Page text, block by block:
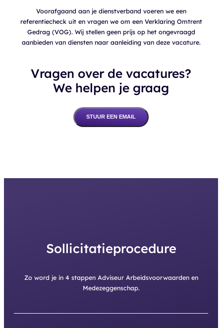
Voorafgaand aan je dienstverband voeren we een
referentiecheck uit en vragen we om een Verklaring Omtrent
Gedrag (VOG). Wij stellen geen prijs op het ongevraagd
aanbieden van diensten naar aanleiding van deze vacature.
Vragen over de vacatures?
We helpen je graag
STUUR EEN EMAIL
Sollicitatieprocedure
Zo word je in 4 stappen Adviseur Arbeidsvoorwaarden en
Medezeggenschap.